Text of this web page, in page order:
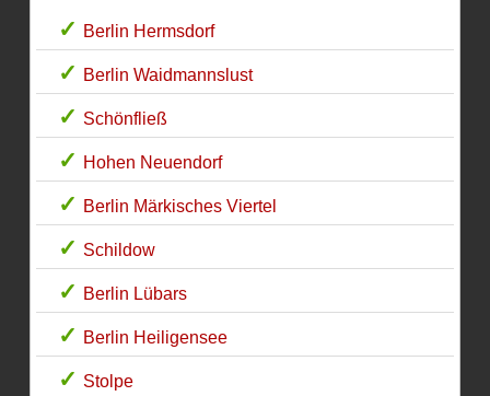
Berlin Hermsdorf
Berlin Waidmannslust
Schönfließ
Hohen Neuendorf
Berlin Märkisches Viertel
Schildow
Berlin Lübars
Berlin Heiligensee
Stolpe